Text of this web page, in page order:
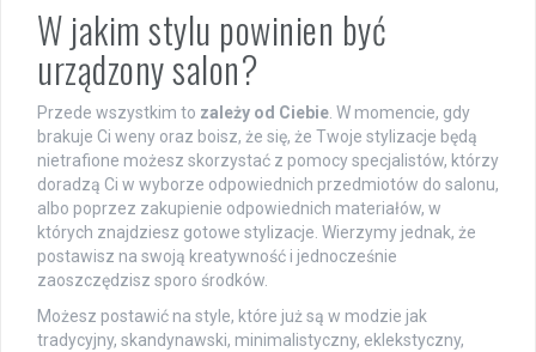
W jakim stylu powinien być
urządzony salon?
Przede wszystkim to zależy od Ciebie. W momencie, gdy
brakuje Ci weny oraz boisz, że się, że Twoje stylizacje będą
nietrafione możesz skorzystać z pomocy specjalistów, którzy
doradzą Ci w wyborze odpowiednich przedmiotów do salonu,
albo poprzez zakupienie odpowiednich materiałów, w
których znajdziesz gotowe stylizacje. Wierzymy jednak, że
postawisz na swoją kreatywność i jednocześnie
zaoszczędzisz sporo środków.
Możesz postawić na style, które już są w modzie jak
tradycyjny, skandynawski, minimalistyczny, eklekstyczny,